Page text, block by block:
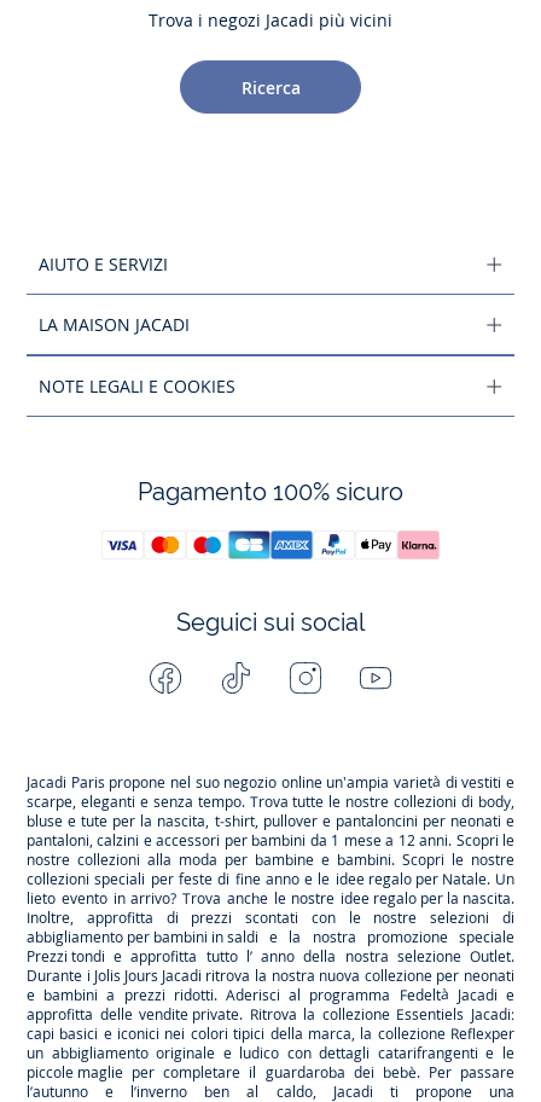
Trova i negozi Jacadi più vicini
Ricerca
AIUTO E SERVIZI
LA MAISON JACADI
NOTE LEGALI E COOKIES
Pagamento 100% sicuro
Seguici sui social
Facebook Tiktok InstagramYoutube
Jacadi Paris propone nel suo negozio online un'ampia varietà di vestiti e
scarpe, eleganti e senza tempo. Trova tutte le nostre collezioni di body,
bluse e tute per la nascita, t-shirt, pullover e pantaloncini per neonati e
pantaloni, calzini e accessori per bambini da 1 mese a 12 anni. Scopri le
nostre collezioni alla moda per bambine e bambini. Scopri le nostre
collezioni speciali per feste di fine anno e le idee regalo per Natale. Un
lieto evento in arrivo? Trova anche le nostre idee regalo per la nascita.
Inoltre, approfitta di prezzi scontati con le nostre selezioni di
abbigliamento per bambini in saldi e la nostra promozione speciale
Prezzi tondi e approfitta tutto l’ anno della nostra selezione Outlet.
Durante i Jolis Jours Jacadi ritrova la nostra nuova collezione per neonati
e bambini a prezzi ridotti. Aderisci al programma Fedeltà Jacadi e
approfitta dellevendite private. Ritrova la collezione Essentiels Jacadi:
capi basici e iconici nei colori tipici della marca, la collezione Reflexper
un abbigliamento originale e ludico con dettagli catarifrangenti e le
piccole maglie per completare il guardaroba dei bebè. Per passare
l’autunno e l’inverno ben al caldo, Jacadi ti propone una